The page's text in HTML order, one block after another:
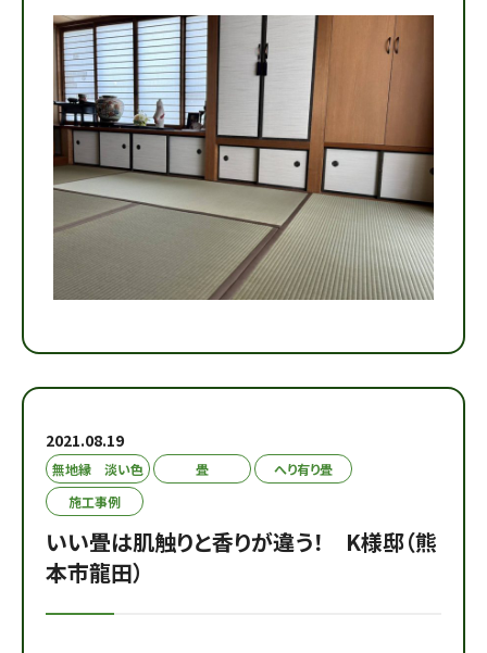
2021.08.19
無地縁 淡い色 畳
へり有り畳
施工事例
いい畳は肌触りと香りが違う！ K様邸（熊
本市龍田）